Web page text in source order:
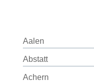
Aalen
Abstatt
Achern